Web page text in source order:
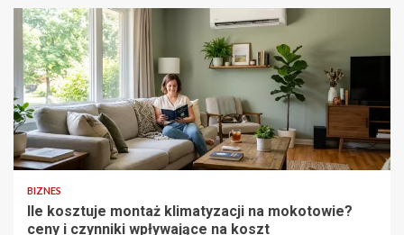
5 min odczytu
BIZNES
Ile kosztuje montaż klimatyzacji na mokotowie?
ceny i czynniki wpływające na koszt